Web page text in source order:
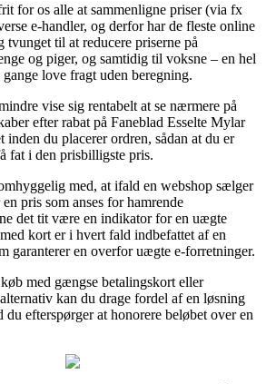
for os alle at sammenligne priser (via fx
e-handler, og derfor har de fleste online
tvunget til at reducere priserne på
og piger, og samtidig til voksne – en hel
love fragt uden beregning.
vise sig rentabelt at se nærmere på
efter rabat på Faneblad Esselte Mylar
du placerer ordren, sådan at du er
fat i den prisbilligste pris.
med, at ifald en webshop sælger
pris som anses for hamrende
det tit være en indikator for en uægte
kort er i hvert fald indbefattet af en
garanterer en overfor uægte e-forretninger.
med gængse betalingskort eller
kan du drage fordel af en løsning
efterspørger at honorere beløbet over en